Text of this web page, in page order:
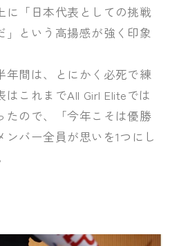
に「日本代表としての挑戦
」という高揚感が強く印象
年間は、とにかく必死で練
これまでAll Girl Eliteでは
たので、「今年こそは優勝
ンバー全員が思いを1つにし